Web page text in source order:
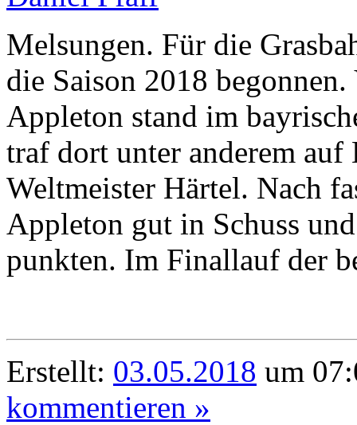
Melsungen. Für die
die Saison 2018
Appleton stand im
traf dort unter anderem auf
Weltmeister Härtel. Nach
Appleton gut in Schuss
punkten. Im Finallauf der
Erstellt: 03.05.2018 um
kommentieren »